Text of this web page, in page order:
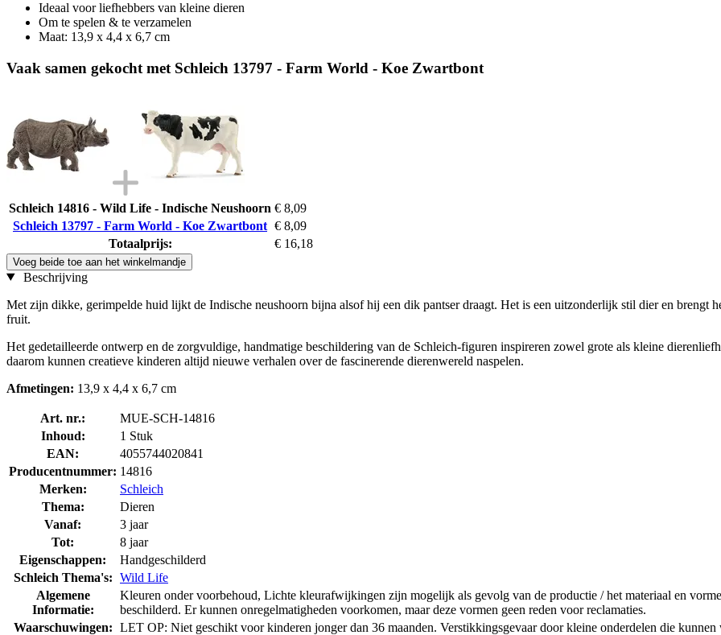
Ideaal voor liefhebbers van kleine dieren
Om te spelen & te verzamelen
Maat: 13,9 x 4,4 x 6,7 cm
Vaak samen gekocht met Schleich 13797 - Farm World - Koe Zwartbont
Schleich 14816 - Wild Life - Indische Neushoorn € 8,09
Schleich 13797 - Farm World - Koe Zwartbont € 8,09
Totaalprijs:
€ 16,18
Voeg beide toe aan het winkelmandje
Beschrijving
Met zijn dikke, gerimpelde huid lijkt de Indische neushoorn bijna alsof hij een dik pantser draagt. Het is een uitzonderlijk stil dier en brengt
fruit.
Het gedetailleerde ontwerp en de zorgvuldige, handmatige beschildering van de Schleich-figuren inspireren zowel grote als kleine
daarom kunnen creatieve kinderen altijd nieuwe verhalen over de fascinerende dierenwereld naspelen.
Afmetingen: 13,9 x 4,4 x 6,7 cm
Art. nr.:
MUE-SCH-14816
Inhoud:
1 Stuk
EAN:
4055744020841
Producentnummer: 14816
Merken:
Schleich
Thema:
Dieren
Vanaf:
3 jaar
Tot:
8 jaar
Eigenschappen:
Handgeschilderd
Schleich Thema's: Wild Life
Algemene
Informatie:
Kleuren onder voorbehoud, Lichte kleurafwijkingen zijn mogelijk als gevolg van de productie / het materiaal en
beschilderd. Er kunnen onregelmatigheden voorkomen, maar deze vormen geen reden voor reclamaties.
Waarschuwingen: LET OP: Niet geschikt voor kinderen jonger dan 36 maanden. Verstikkingsgevaar door kleine onderdelen die